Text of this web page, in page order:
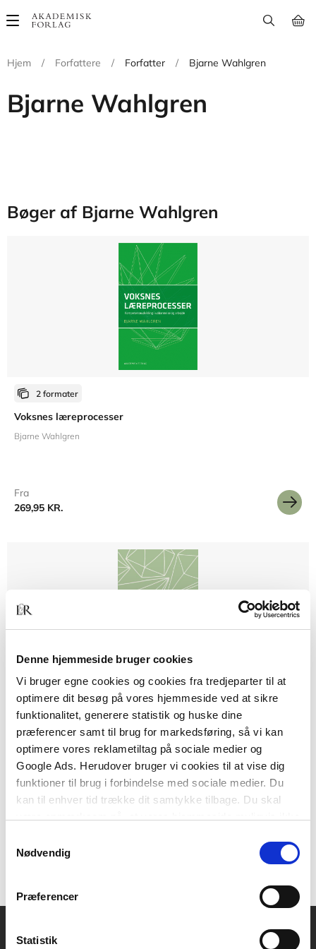
Denne hjemmeside bruger cookies
Vi bruger egne cookies og cookies fra tredjeparter til at
optimere dit besøg på vores hjemmeside ved at sikre
funktionalitet, generere statistik og huske dine
præferencer samt til brug for markedsføring, så vi kan
optimere vores reklametiltag på sociale medier og
Google Ads. Herudover bruger vi cookies til at vise dig
funktioner til brug i forbindelse med sociale medier. Du
kan til enhver tid trække dit samtykke tilbage. Du skal
tilbagetrækker et samtykke.
Nødvendig
Præferencer
Statistik
Main
Hjem
/ Forfattere / Forfatter / Bjarne Wahlgren
Bjarne Wahlgren
Bøger af Bjarne Wahlgren
2 formater
Voksnes læreprocesser
Bjarne Wahlgren
Fra
269,95 KR.
2 formater
Voksenpædagogik
Bjarne Wahlgren
Fra